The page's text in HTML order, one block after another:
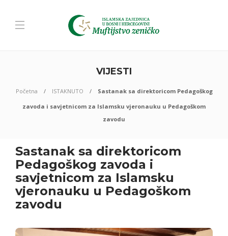
VIJESTI
Početna ISTAKNUTO
Sastanak sa direktoricom Pedagoškog
zavoda i savjetnicom za Islamsku vjeronauku u Pedagoškom
zavodu
Sastanak sa direktoricom
Pedagoškog zavoda i
savjetnicom za Islamsku
vjeronauku u Pedagoškom
zavodu